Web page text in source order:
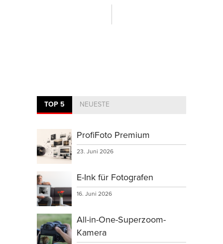
TOP 5 NEUESTE
ProfiFoto Premium
23. Juni 2026
E-Ink für Fotografen
16. Juni 2026
All-in-One-Superzoom-
Kamera